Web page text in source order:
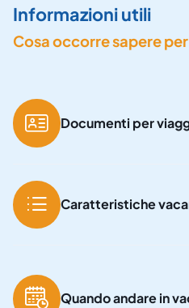
Informazioni utili
Cosa occorre sapere
Documenti per
Caratteristiche
Quando andare in